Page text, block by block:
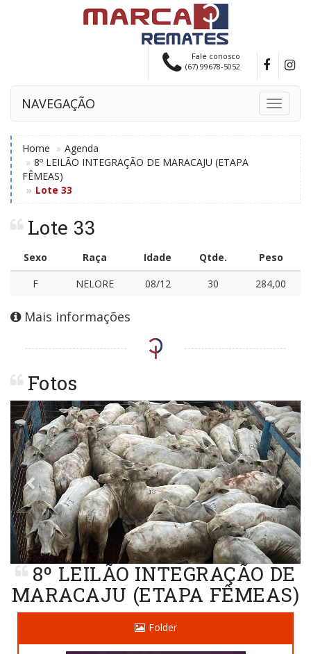
Fale conosco
(67) 99678-5052
Toggle
NAVEGAÇÃO
Home
Agenda
8º LEILÃO INTEGRAÇÃO DE MARACAJU (ETAPA
FÊMEAS)
Lote 33
Lote 33
Sexo Raça Idade Qtde.
Peso
F
NELORE 08/12 30 284,00
Mais informações
Fotos
Previous Next
8º LEILÃO INTEGRAÇÃO DE
MARACAJU (ETAPA FÊMEAS)
Folder